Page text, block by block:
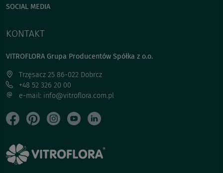
SOCIAL MEDIA
KONTAKT
VITROFLORA Grupa Producentów Spółka z o.o.
Trzęsacz 25 86-022 Dobrcz
+48 52 326 20 00
e-mail: info@vitroflora.com.pl